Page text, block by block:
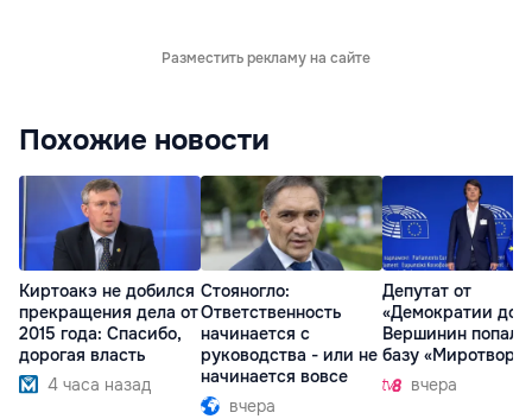
Разместить рекламу на сайте
Похожие новости
Киртоакэ не добился
прекращения дела от
2015 года: Спасибо,
дорогая власть
4 часа назад
Стояногло:
Ответственность
начинается с
руководства - или не
начинается вовсе
вчера
Депутат от
«Демократии
Вершинин попал в
базу
вчера